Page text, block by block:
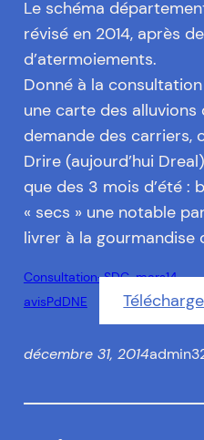
Le schéma
révisé en 2014, après
d’atermoiements.
Donné à la
une carte des alluvions
demande des carriers,
Drire (aujourd’hui
que des 3 mois d’été :
« secs » une notable
livrer à la gourmandise
Consultation-SDC-mars14-
avisPdDNE
décembre 31, 2014